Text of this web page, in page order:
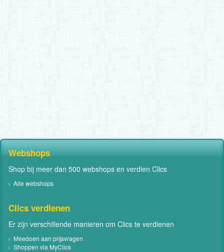
Webshops
Shop bij meer dan 500 webshops en verdien Clics
Alle webshops
Clics verdienen
Er zijn verschillende manieren om Clics te verdienen
Meedoen aan prijsvragen
Shoppen via MyClics